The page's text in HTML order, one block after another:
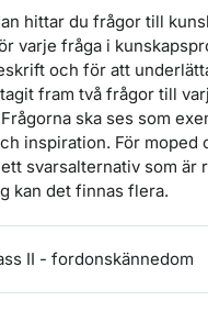
hittar du frågor till
varje fråga i
och för att
fram två frågor till
ska ses som
inspiration. För moped
svarsalternativ som är
kan det finnas flera.
II - fordonskännedom